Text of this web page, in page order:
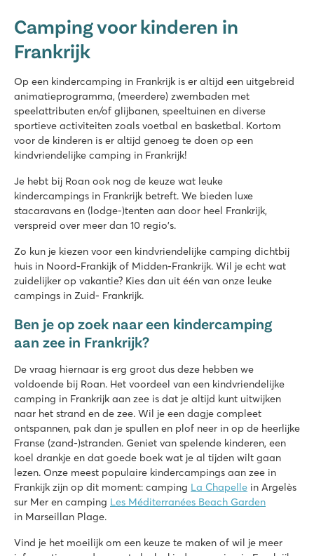
Frankrijk - Zuid-Frankrijk - Côte d’Azur - Fréjus
★ ★ ★ ★
2 geweldige zwembadcomplexen met glijbanen
Leuke animatie en mooie faciliteiten
Charmante steden en dorpjes in de omgeving
Le Napoléon
Le Napoléon
Frankrijk - Zuid-Frankrijk - Languedoc-Roussillon - Vias Plage
★ ★ ★ ★
Leuk zwembadcomplex met glijbanen
Middenin Vias Plage en op maar 150 meter van het brede
Supreme Lounge en Premium Lounge in Premium Zone
Le Domaine de Beaulieu
Le Domaine de Beaulieu
Frankrijk - Midden-Frankrijk - Vendée - Saint Gilles Croix de Vie
★ ★ ★
Vermaak in de miniclub en tijdens disco avonden
Op maar 20 minuten wandelen van prachtig zandstrand
Le Petit Mousse
Le Petit Mousse
Frankrijk - Zuid-Frankrijk - Languedoc-Roussillon - Vias Plage
★ ★ ★
Tropisch waterparadijs met space bowl glijbaan
Ga lekker suppen op de middellandse zee
Camping voor kinderen in
Frankrijk
Op een kindercamping in Frankrijk is er altijd een uitgebreid
animatieprogramma, (meerdere) zwembaden met
speelattributen en/of glijbanen, speeltuinen en diverse
sportieve activiteiten zoals voetbal en basketbal. Kortom
voor de kinderen is er altijd genoeg te doen op een
kindvriendelijke camping in Frankrijk!
Je hebt bij Roan ook nog de keuze wat leuke
kindercampings in Frankrijk betreft. We bieden luxe
stacaravans en (lodge-)tenten aan door heel Frankrijk,
verspreid over meer dan 10 regio's.
Zo kun je kiezen voor een kindvriendelijke camping dichtbij
huis in Noord-Frankijk of Midden-Frankrijk. Wil je echt wat
zuidelijker op vakantie? Kies dan uit één van onze leuke
campings in Zuid- Frankrijk.
Ben je op zoek naar een kindercamping
aan zee in Frankrijk?
De vraag hiernaar is erg groot dus deze hebben we
voldoende bij Roan. Het voordeel van een kindvriendelijke
camping in Frankrijk aan zee is dat je altijd kunt uitwijken
naar het strand en de zee. Wil je een dagje compleet
ontspannen, pak dan je spullen en plof neer in op de heerlijke
Franse (zand-)stranden. Geniet van spelende kinderen, een
koel drankje en dat goede boek wat je al tijden wilt gaan
lezen. Onze meest populaire kindercampings aan zee in
Frankijk zijn op dit moment: camping La Chapelle in Argelès
sur Mer en camping Les Méditerranées Beach Garden
in Marseillan Plage.
Vind je het moeilijk om een keuze te maken of wil je meer